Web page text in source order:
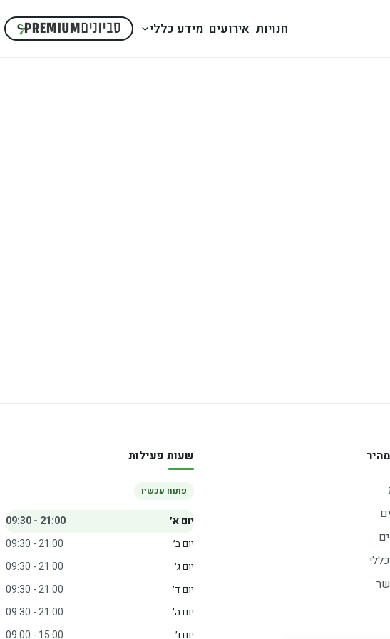
חנויות אירועים מידע כללי
שעות פעילות
פתוח עכשיו
יום א׳
09:30 - 21:00
יום ב׳
09:30 - 21:00
יום ג׳
09:30 - 21:00
יום ד׳
09:30 - 21:00
יום ה׳
09:30 - 21:00
יום ו׳
09:00 - 15:00